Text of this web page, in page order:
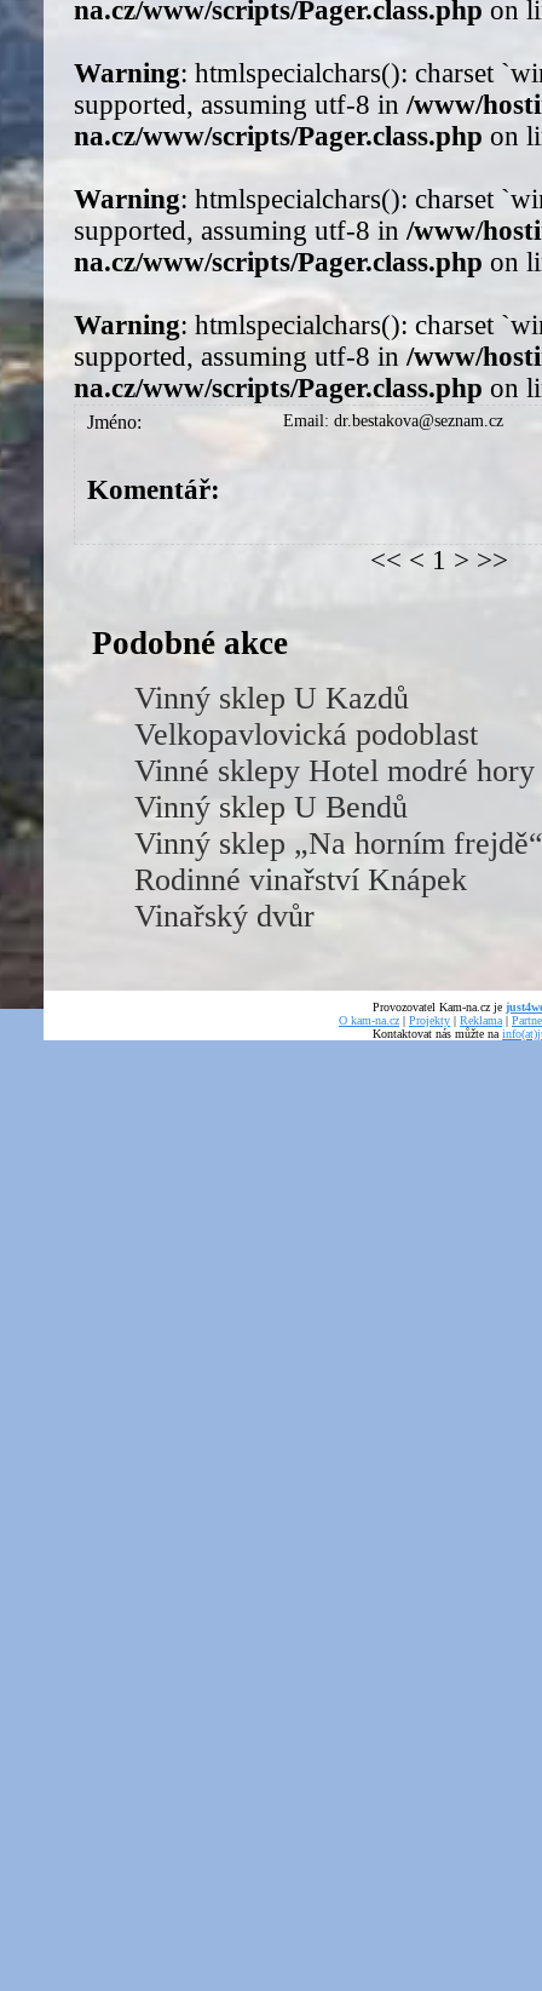
na.cz/www/scripts/Pager.class.php on
Warning: htmlspecialchars(): charset
supported, assuming utf-8 in /www/
na.cz/www/scripts/Pager.class.php on
Warning: htmlspecialchars(): charset
supported, assuming utf-8 in /www/
na.cz/www/scripts/Pager.class.php on
Warning: htmlspecialchars(): charset
supported, assuming utf-8 in/www/
na.cz/www/scripts/Pager.class.php on
Jméno: Email: dr.bestakova@seznam.cz
Komentář:
<< < 1 > >>
Podobné akce
Vinný sklep U Kazdů
Velkopavlovická podoblast
Vinné sklepy Hotel modré hory
Vinný sklep U Bendů
Vinný sklep „Na horním frejdě“
Rodinné vinařství Knápek
Vinařský dvůr
Provozovatel Kam-na.cz je
O kam-na.cz | Projekty | Reklama |
Kontaktovat nás můžte na